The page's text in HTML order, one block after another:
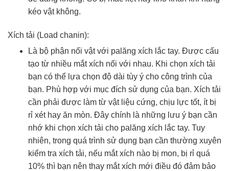
kéo vật không.
Xích tải (Load chanin):
Là bộ phận nối vật với palăng xích lắc tay. Được cấu
tạo từ nhiều mắt xích nối với nhau. Khi chọn xích tải
bạn có thể lựa chọn độ dài tùy ý cho công trình của
bạn. Phù hợp với mục đích sử dụng của bạn. Xích tải
cần phải được làm từ vật liệu cứng, chịu lực tốt, ít bị
rỉ xét hay ăn mòn. Đây chính là những lưu ý bạn cần
nhớ khi chọn xích tải cho palăng xích lắc tay. Tuy
nhiên, trong quá trình sử dụng bạn cần thường xuyên
kiểm tra xích tải, nếu mắt xích nào bị mon, bị rỉ quá
10% thì bạn nên thay mắt xích mới điều đó đảm bảo